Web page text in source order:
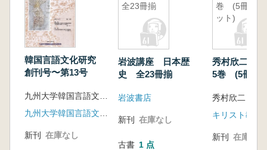
韓国言語文化研究
創刊号〜第13号
新刊 在庫なし
全23冊揃
岩波講座 日本歴
史 全23冊揃
岩波書店
新刊 在庫なし
古書 1 点
巻 (5冊セ
ット)
秀村欣二選
5巻 (5冊セ
秀村欣二
キリスト教図
新刊 在庫なし